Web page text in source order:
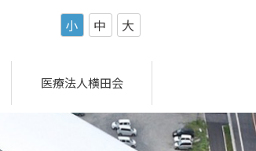
小 中 大
医療法人横田会